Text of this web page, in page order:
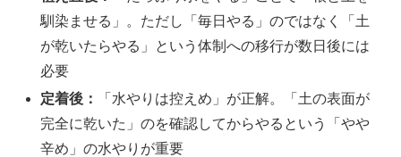
馴染ませる」。ただし「毎日やる」のではなく「土
が乾いたらやる」という体制への移行が数日後には
必要
定着後：
「水やりは控えめ」が正解。「土の表面が
完全に乾いた」のを確認してからやるという「やや
辛め」の水やりが重要